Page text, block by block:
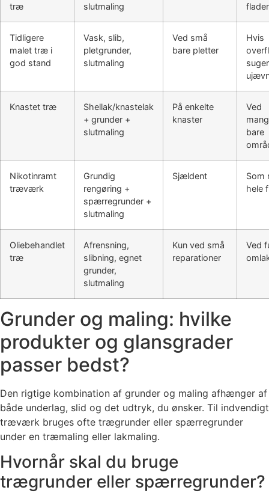
træ
slutmaling
Tidligere
malet træ i
god stand
Vask, slib,
pletgrunder,
slutmaling
Ved små
bare pletter
Hvis
suger
Knastet træ
Shellak/knastelak
+ grunder +
slutmaling
På enkelte
knaster
Ved
bare
Nikotinramt
træværk
Grundig
rengøring +
spærregrunder +
slutmaling
Sjældent
Som
hele
Oliebehandlet
træ
Afrensning,
slibning, egnet
grunder,
slutmaling
Kun ved små
reparationer
Ved
Grunder og maling: hvilke
produkter og glansgrader
passer bedst?
Den rigtige kombination af grunder og maling afhænger af
både underlag, slid og det udtryk, du ønsker. Til indvendigt
træværk bruges ofte trægrunder eller spærregrunder
under en træmaling eller lakmaling.
Hvornår skal du bruge
trægrunder eller spærregrunder?